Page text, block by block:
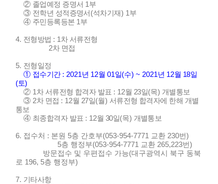
② 졸업예정 증명서 1 부
③ 전학년 성적증명서 (석차기재) 1 부
④ 주민등록등본 1 부
4. 전형방법 : 1 차 서류전형
2차 면접
5. 전형일정
① 접수기간 : 2021년 12월 01일(수) ~ 2021년 12월 18일
(토)
② 1 차 서류전형 합격자 발표 : 12월 23일(목) 개별통보
③ 2차 면접 : 12월 27일(월) 서류전형 합격자에 한해 개별
통보
④ 최종합격자 발표 : 12월 30일(목) 개별통보
6. 접수처 : 본원 5층 간호부(053-954-7771 교환 230번)
5층 행정부(053-954-7771 교환 265,223번)
방문접수 및 우편접수 가능(대구광역시 북구 동북
로 196, 5층 행정부)
7. 기타사항